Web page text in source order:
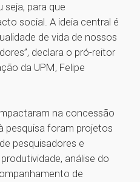
seja, para que
social. A ideia central é
de vida de nossos
declara o pró-reitor
da UPM, Felipe
na concessão
pesquisa foram projetos
pesquisadores e
análise do
de